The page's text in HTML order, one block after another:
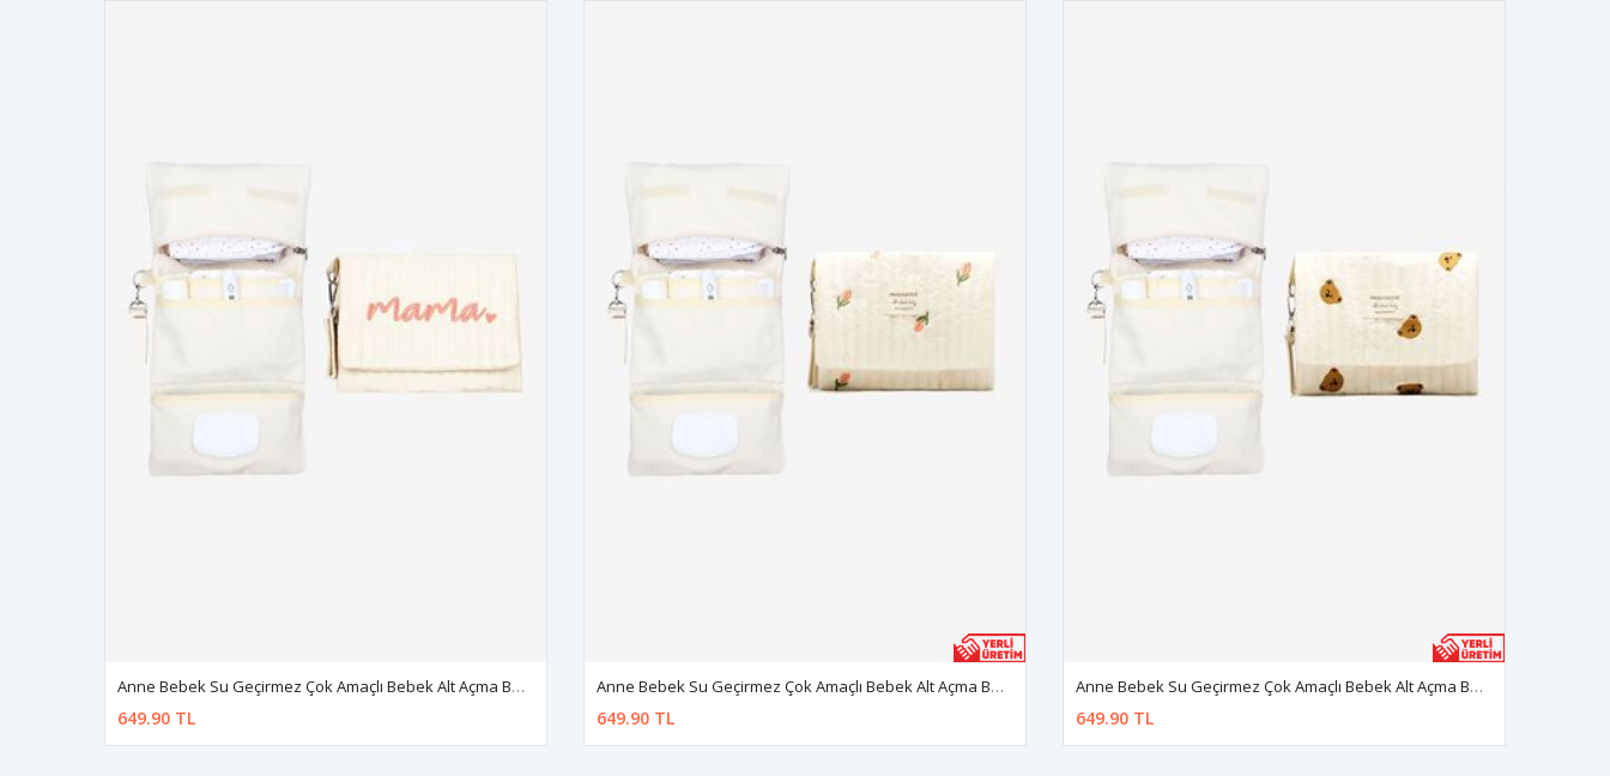
Anne Bebek Su Geçirmez Çok Amaçlı Bebek Alt Açma Bakım Çantası Organizer
649.90 TL
Anne Bebek Su Geçirmez Çok Amaçlı Bebek Alt Açma Bakım Çantası Organizer
649.90 TL
Anne Bebek Su Geçirmez Çok Amaçlı Bebek Alt Açma Bakım Çantası Organizer
649.90 TL